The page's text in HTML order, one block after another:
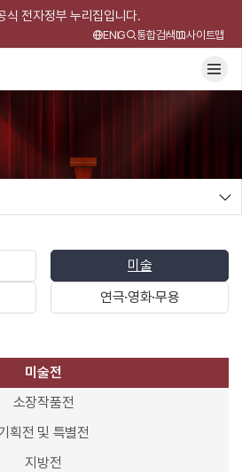
식 전자정부 누리집입니다.
ENG 통합검색 사이트맵
미술
연극·영화·무용
미술전
소장작품전
획전 및 특별전
지방전